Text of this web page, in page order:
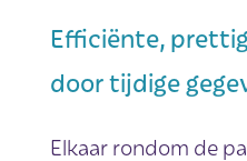
Efficiënte,
door tijdige
Elkaar rondom de